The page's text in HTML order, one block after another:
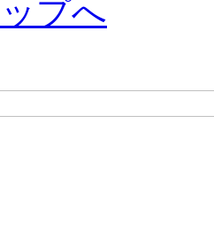
プへ